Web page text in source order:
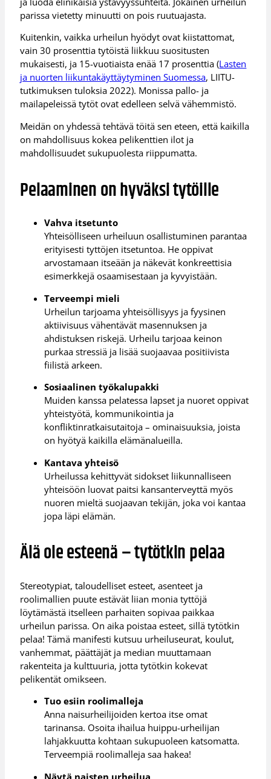
parissa vietetty minuutti on pois ruutuajasta.
Kuitenkin, vaikka urheilun hyödyt ovat kiistattomat,
vain 30 prosenttia tytöistä liikkuu suositusten
mukaisesti, ja 15-vuotiaista enää 17 prosenttia (Lasten
ja nuorten liikuntakäyttäytyminen Suomessa, LIITU-
tutkimuksen tuloksia 2022). Monissa pallo- ja
mailapeleissä tytöt ovat edelleen selvä vähemmistö.
Meidän on yhdessä tehtävä töitä sen eteen, että kaikilla
on mahdollisuus kokea pelikenttien ilot ja
mahdollisuudet sukupuolesta riippumatta.
Pelaaminen on hyväksi tytöille
Vahva itsetunto
Yhteisölliseen urheiluun osallistuminen parantaa
erityisesti tyttöjen itsetuntoa. He oppivat
arvostamaan itseään ja näkevät konkreettisia
esimerkkejä osaamisestaan ja kyvyistään.
Terveempi mieli
Urheilun tarjoama yhteisöllisyys ja fyysinen
aktiivisuus vähentävät masennuksen ja
ahdistuksen riskejä. Urheilu tarjoaa keinon
purkaa stressiä ja lisää suojaavaa positiivista
fiilistä arkeen.
Sosiaalinen työkalupakki
Muiden kanssa pelatessa lapset ja nuoret oppivat
yhteistyötä, kommunikointia ja
konfliktinratkaisutaitoja – ominaisuuksia, joista
on hyötyä kaikilla elämänalueilla.
Kantava yhteisö
Urheilussa kehittyvät sidokset liikunnalliseen
yhteisöön luovat paitsi kansanterveyttä myös
nuoren mieltä suojaavan tekijän, joka voi kantaa
jopa läpi elämän.
Älä ole esteenä – tytötkin pelaa
Stereotypiat, taloudelliset esteet, asenteet ja
roolimallien puute estävät liian monia tyttöjä
löytämästä itselleen parhaiten sopivaa paikkaa
urheilun parissa. On aika poistaa esteet, sillä tytötkin
pelaa! Tämä manifesti kutsuu urheiluseurat, koulut,
vanhemmat, päättäjät ja median muuttamaan
rakenteita ja kulttuuria, jotta tytötkin kokevat
pelikentät omikseen.
Tuo esiin roolimalleja
Anna naisurheilijoiden kertoa itse omat
tarinansa. Osoita ihailua huippu-urheilijan
lahjakkuutta kohtaan sukupuoleen katsomatta.
Terveempiä roolimalleja saa hakea!
Näytä naisten urheilua